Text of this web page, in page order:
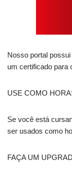
Nosso portal
um certificado para
USE COMO
Se você está
ser usados como
FAÇA UM